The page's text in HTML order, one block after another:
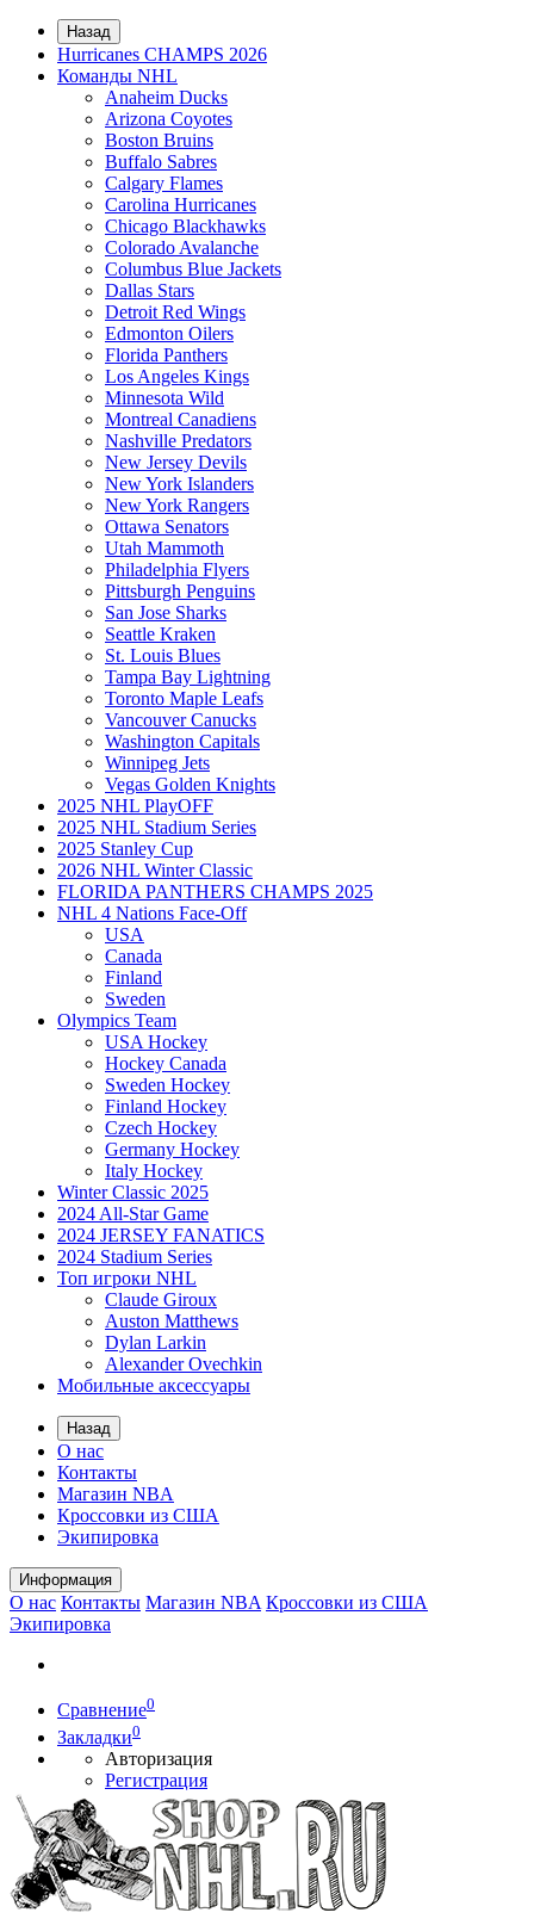
Назад
Hurricanes CHAMPS 2026
Команды NHL
Anaheim Ducks
Arizona Coyotes
Boston Bruins
Buffalo Sabres
Calgary Flames
Carolina Hurricanes
Chicago Blackhawks
Colorado Avalanche
Columbus Blue Jackets
Dallas Stars
Detroit Red Wings
Edmonton Oilers
Florida Panthers
Los Angeles Kings
Minnesota Wild
Montreal Canadiens
Nashville Predators
New Jersey Devils
New York Islanders
New York Rangers
Ottawa Senators
Utah Mammoth
Philadelphia Flyers
Pittsburgh Penguins
San Jose Sharks
Seattle Kraken
St. Louis Blues
Tampa Bay Lightning
Toronto Maple Leafs
Vancouver Canucks
Washington Capitals
Winnipeg Jets
Vegas Golden Knights
2025 NHL PlayOFF
2025 NHL Stadium Series
2025 Stanley Cup
2026 NHL Winter Classic
FLORIDA PANTHERS CHAMPS 2025
NHL 4 Nations Face-Off
USA
Canada
Finland
Sweden
Olympics Team
USA Hockey
Hockey Canada
Sweden Hockey
Finland Hockey
Czech Hockey
Germany Hockey
Italy Hockey
Winter Classic 2025
2024 All-Star Game
2024 JERSEY FANATICS
2024 Stadium Series
Топ игроки NHL
Claude Giroux
Auston Matthews
Dylan Larkin
Alexander Ovechkin
Мобильные аксессуары
Назад
О нас
Контакты
Магазин NBA
Кроссовки из США
Экипировка
Информация
О нас Контакты Магазин NBA Кроссовки из США
Экипировка
Сравнение0
Закладки0
Авторизация
Регистрация